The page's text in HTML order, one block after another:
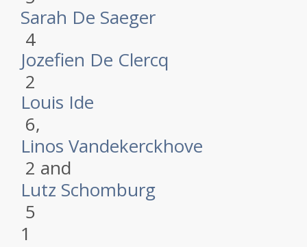
Sarah De Saeger
4
Jozefien De Clercq
2
Louis Ide
6,
Linos Vandekerckhove
2 and
Lutz Schomburg
5
1